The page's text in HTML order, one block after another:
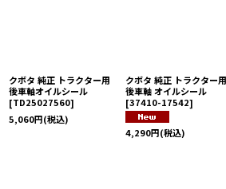
クボタ 純正 トラクター用
後車軸オイルシール
[TD25027560]
5,060円(税込)
クボタ 純正 トラクター用
後車軸 オイルシール
[37410-17542]
4,290円(税込)